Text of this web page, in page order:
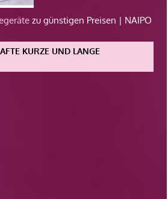
zu günstigen Preisen | NAIPO
KURZE UND LANGE